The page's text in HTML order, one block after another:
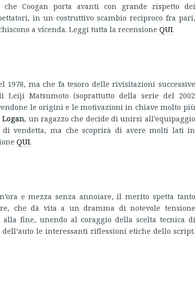
che Coogan porta avanti con grande rispetto dei
in un costruttivo scambio reciproco fra pari,
a vicenda. Leggi tutta la recensione QUI.
ma che fa tesoro delle rivisitazioni successive
Leiji Matsumoto (soprattutto della serie del 2002
le origini e le motivazioni in chiave molto più
Logan, un ragazzo che decide di unirsi all’equipaggio
vendetta, ma che scoprirà di avere molti lati in
QUI.
e mezza senza annoiare, il merito spetta tanto
che dà vita a un dramma di notevole tensione
fine, unendo al coraggio della scelta tecnica di
le interessanti riflessioni etiche dello script.